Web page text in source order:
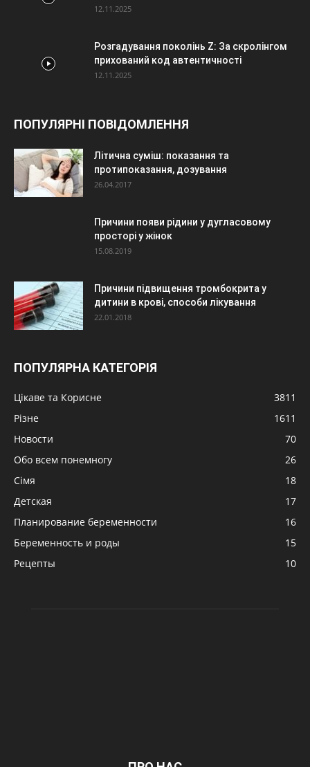
12.11.2025
Розгадування поколінь Z: За скролінгом
прихований код автентичності
12.11.2025
ПОПУЛЯРНІ ПОВІДОМЛЕННЯ
Літична суміш: показання та
протипоказання, дозування
26.04.2017
Причини появи рідини у дугласовому
просторі у жінок
15.08.2019
Причини підвищення тромбокрита у
дитини в крові, способи лікування
22.01.2018
ПОПУЛЯРНА КАТЕГОРІЯ
Цікаве та Корисне
3811
Різне
1611
Новости
70
Обо всем понемногу
26
Сімя
18
Детская
17
Планирование беременности
16
Беременность и роды
15
Рецепты
10